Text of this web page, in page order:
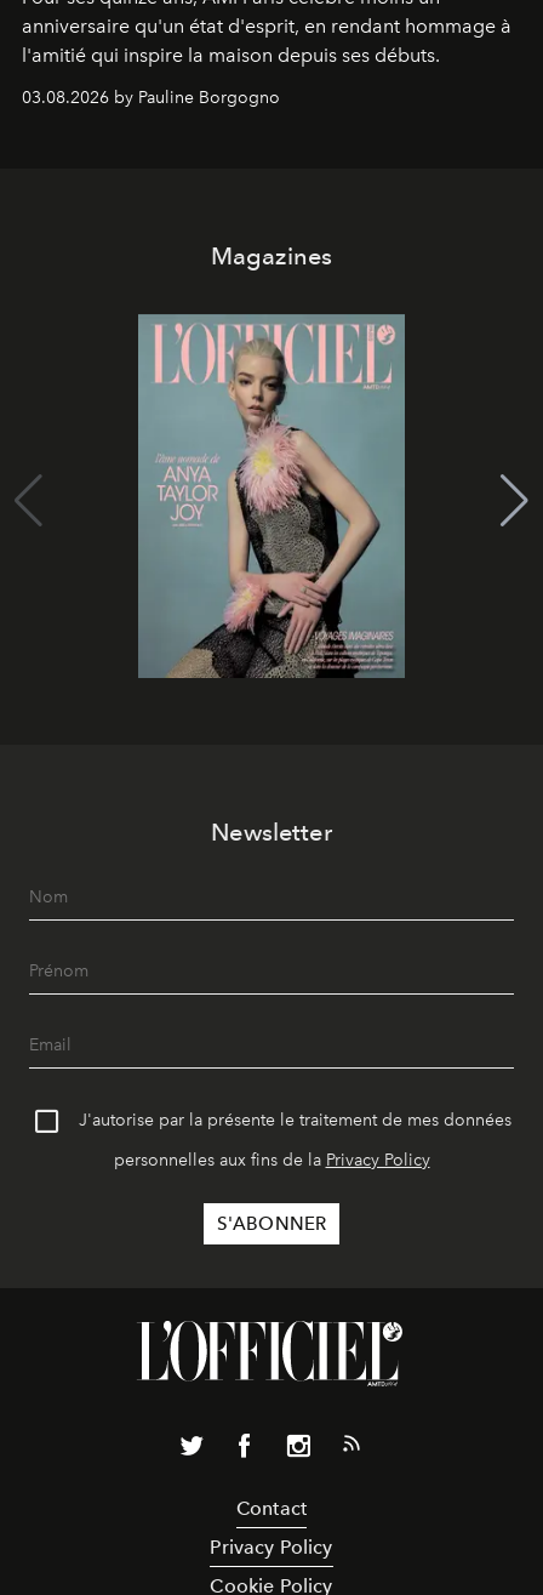
anniversaire qu'un état d'esprit, en rendant hommage à
l'amitié qui inspire la maison depuis ses débuts.
03.08.2026 by Pauline Borgogno
Magazines
Newsletter
J'autorise par la présente le traitement de mes données
personnelles aux fins de la Privacy Policy
Contact
Privacy Policy
Cookie Policy